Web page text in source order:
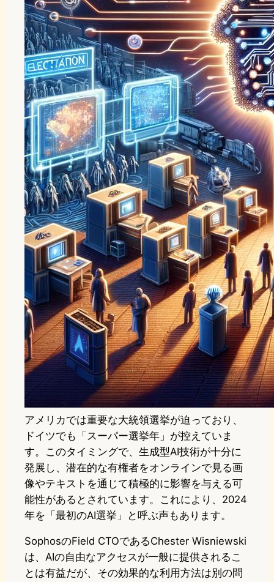
アメリカでは重要な大統領選挙が迫っており、
ドイツでも「スーパー選挙年」が控えていま
す。このタイミングで、生成型AI技術が十分に
発展し、潜在的な有権者をオンラインで見る画
像やテキストを通じて積極的に影響を与える可
能性があるとされています。これにより、2024
年を「最初のAI選挙」と呼ぶ声もあります。
SophosのField CTOであるChester Wisniewski
は、AIの自由なアクセスが一般に提供されるこ
とは有益だが、その効果的な利用方法は別の問